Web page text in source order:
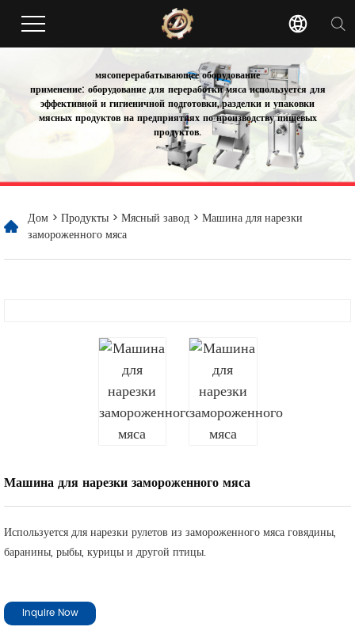
мясоперерабатывающее оборудование
применение: оборудование для переработки мяса используется для
эффективной и гигиеничной подготовки, разделки и упаковки
мясных продуктов на предприятиях по производству пищевых
продуктов.
Дом > Продукты > Мясный завод > Машина для нарезки
замороженного мяса
Машина для нарезки замороженного мяса
Используется для нарезки рулетов из замороженного мяса говядины,
баранины, рыбы, курицы и другой птицы.
Inquire Now